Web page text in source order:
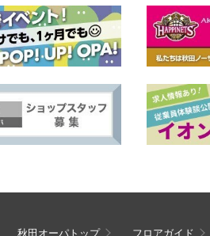
秋田オーパトップ フロアガイド